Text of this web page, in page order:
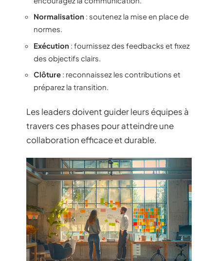
Normalisation : soutenez la mise en place de
normes.
Exécution : fournissez des feedbacks et fixez
des objectifs clairs.
Clôture : reconnaissez les contributions et
préparez la transition.
Les leaders doivent guider leurs équipes à
travers ces phases pour atteindre une
collaboration efficace et durable.